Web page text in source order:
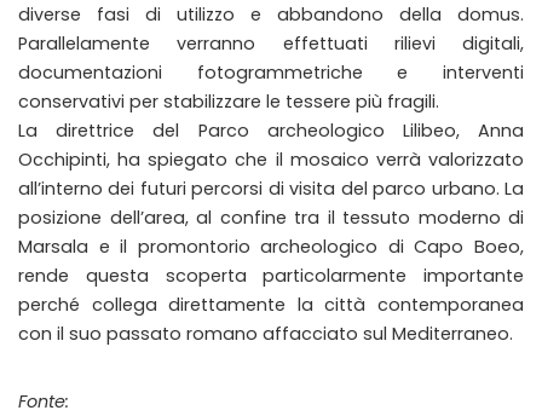
diverse fasi di utilizzo e abbandono della domus.
Parallelamente verranno effettuati rilievi digitali,
documentazioni fotogrammetriche e interventi
conservativi per stabilizzare le tessere più fragili.
La direttrice del Parco archeologico Lilibeo, Anna
Occhipinti, ha spiegato che il mosaico verrà valorizzato
all’interno dei futuri percorsi di visita del parco urbano. La
posizione dell’area, al confine tra il tessuto moderno di
Marsala e il promontorio archeologico di Capo Boeo,
rende questa scoperta particolarmente importante
perché collega direttamente la città contemporanea
con il suo passato romano affacciato sul Mediterraneo.
Fonte: